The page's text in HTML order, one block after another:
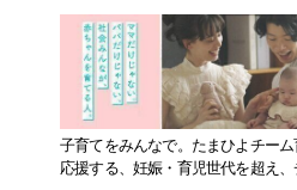
子育てをみんなで。たまひよチー
応援する、妊娠・育児世代を超え